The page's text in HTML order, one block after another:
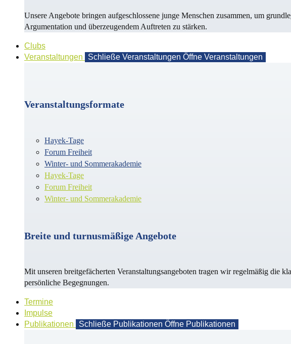
Unsere Angebote bringen aufgeschlossene junge Menschen zusammen, um
Argu­men­ta­tion und überzeugendem Auf­treten zu stärken.
Clubs
Veranstaltungen
Schließe Veranstaltungen Öffne Veranstaltungen
Veranstaltungsformate
Hayek-Tage
Forum Freiheit
Winter- und Sommerakademie
Hayek-Tage
Forum Freiheit
Winter- und Sommerakademie
Breite und turnusmäßige Angebote
Mit unseren breitgefächerten Veranstaltungsangeboten tragen wir regelmäßig die
persönliche Begegnungen.
Termine
Impulse
Publikationen
Schließe Publikationen Öffne Publikationen